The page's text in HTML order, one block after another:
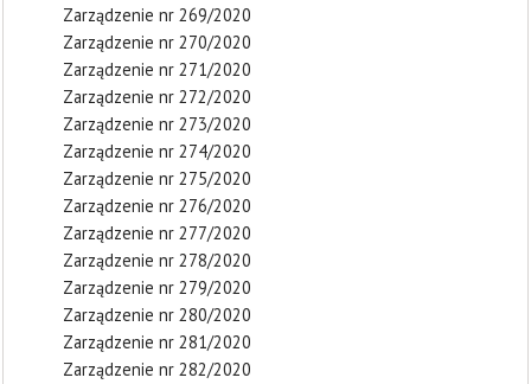
Zarządzenie nr 269/2020
Zarządzenie nr 270/2020
Zarządzenie nr 271/2020
Zarządzenie nr 272/2020
Zarządzenie nr 273/2020
Zarządzenie nr 274/2020
Zarządzenie nr 275/2020
Zarządzenie nr 276/2020
Zarządzenie nr 277/2020
Zarządzenie nr 278/2020
Zarządzenie nr 279/2020
Zarządzenie nr 280/2020
Zarządzenie nr 281/2020
Zarządzenie nr 282/2020